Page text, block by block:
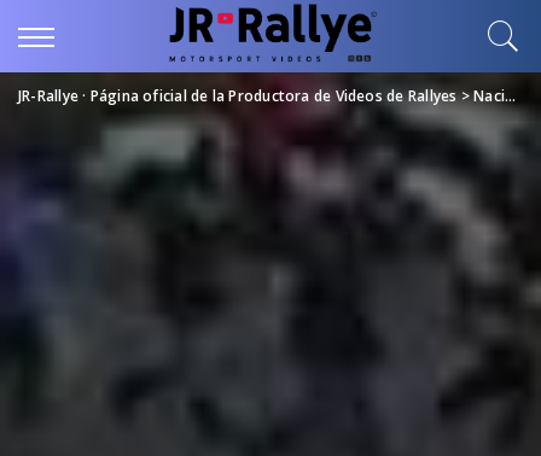
JR-Rallye · Página oficial de la Productora de Videos de Rallyes>Nacional